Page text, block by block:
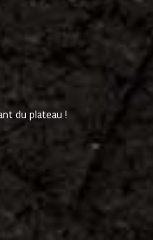
du plateau !